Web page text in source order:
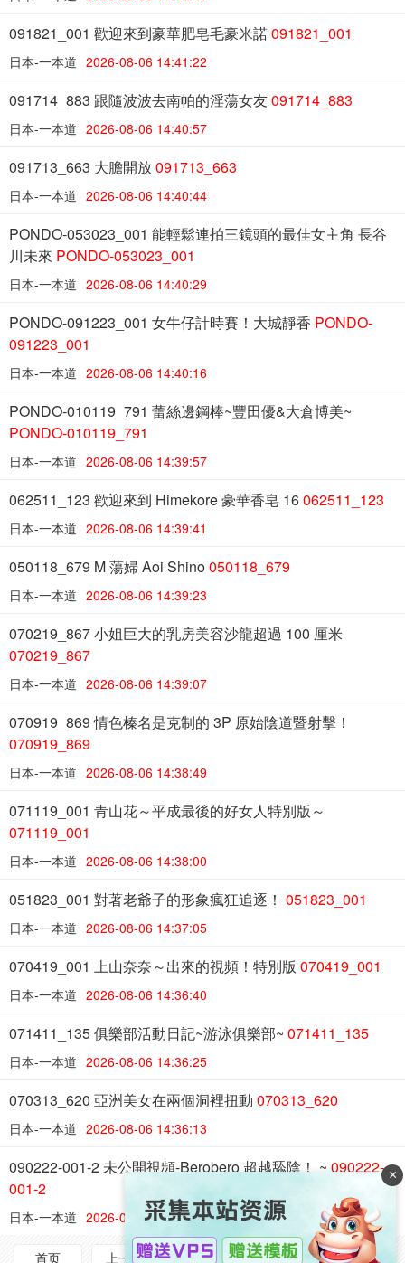
091821_001 歡迎來到豪華肥皂毛豪米諾091821_001
日本-一本道 2026-08-06 14:41:22
091714_883 跟隨波波去南帕的淫蕩女友091714_883
日本-一本道 2026-08-06 14:40:57
091713_663 大膽開放091713_663
日本-一本道 2026-08-06 14:40:44
PONDO-053023_001 能輕鬆連拍三鏡頭的最佳女主角 長谷
川未來 PONDO-053023_001
日本-一本道 2026-08-06 14:40:29
PONDO-091223_001 女牛仔計時賽！大城靜香 PONDO-
091223_001
日本-一本道 2026-08-06 14:40:16
PONDO-010119_791 蕾絲邊鋼棒~豐田優&大倉博美~
PONDO-010119_791
日本-一本道 2026-08-06 14:39:57
062511_123 歡迎來到 Himekore 豪華香皂 16062511_123
日本-一本道 2026-08-06 14:39:41
050118_679 M 蕩婦 Aoi Shino050118_679
日本-一本道 2026-08-06 14:39:23
070219_867 小姐巨大的乳房美容沙龍超過 100 厘米
070219_867
日本-一本道 2026-08-06 14:39:07
070919_869 情色榛名是克制的 3P 原始陰道暨射擊！
070919_869
日本-一本道 2026-08-06 14:38:49
071119_001 青山花～平成最後的好女人特別版～
071119_001
日本-一本道 2026-08-06 14:38:00
051823_001 對著老爺子的形象瘋狂追逐！ 051823_001
日本-一本道 2026-08-06 14:37:05
070419_001 上山奈奈～出來的視頻！特別版 070419_001
日本-一本道 2026-08-06 14:36:40
071411_135 俱樂部活動日記~游泳俱樂部~ 071411_135
日本-一本道 2026-08-06 14:36:25
070313_620 亞洲美女在兩個洞裡扭動 070313_620
日本-一本道 2026-08-06 14:36:13
090222-001-2 未公開視頻-Berobero 超越舔陰！ ~090222-
001-2
日本-一本道 2026-08-06 14:35:32
首页 上一页 1/2484 下一页 尾页
×